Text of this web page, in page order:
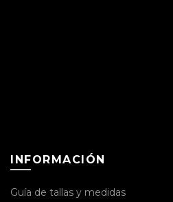
INFORMACIÓN
Guía de tallas y medidas